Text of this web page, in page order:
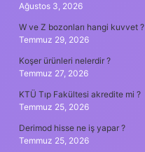
Ağustos 3, 2026
W ve Z bozonları hangi kuvvet ?
Temmuz 29, 2026
Koşer ürünleri nelerdir ?
Temmuz 27, 2026
KTÜ Tıp Fakültesi akredite mi ?
Temmuz 25, 2026
Derimod hisse ne iş yapar ?
Temmuz 25, 2026